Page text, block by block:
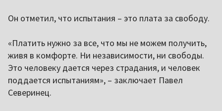
Он отметил, что испытания – это плата за свободу.
«Платить нужно за все, что мы не можем получить,
живя в комфорте. Ни независимости, ни свободы.
Это человеку дается через страдания, и человек
поддается испытаниям», – заключает Павел
Северинец.